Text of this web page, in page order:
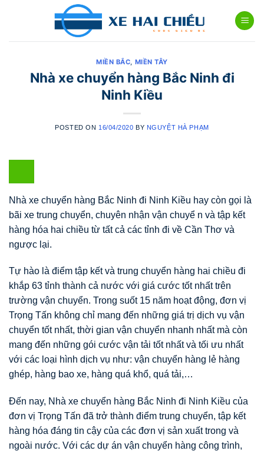
MIỀN BẮC, MIỀN TÂY
Nhà xe chuyển hàng Bắc Ninh đi
Ninh Kiều
POSTED ON 16/04/2020 BY NGUYỆT HÀ PHẠM
Nhà xe chuyển hàng Bắc Ninh đi Ninh Kiều hay còn gọi là
bãi xe trung chuyển, chuyên nhận vận chuyể n và tập kết
hàng hóa hai chiều từ tất cả các tỉnh đi về Cần Thơ và
ngược lại.
Tự hào là điểm tập kết và trung chuyển hàng hai chiều đi
khắp 63 tỉnh thành cả nước với giá cước tốt nhất trên
trường vận chuyển. Trong suốt 15 năm hoạt động, đơn vị
Trọng Tấn không chỉ mang đến những giá trị dịch vụ vận
chuyển tốt nhất, thời gian vận chuyển nhanh nhất mà còn
mang đến những gói cước vận tải tốt nhất và tối ưu nhất
với các loại hình dịch vụ như: vận chuyển hàng lẻ hàng
ghép, hàng bao xe, hàng quá khổ, quá tải,…
Đến nay, Nhà xe chuyển hàng Bắc Ninh đi Ninh Kiều của
đơn vị Trọng Tấn đã trở thành điểm trung chuyển, tập kết
hàng hóa đáng tin cậy của các đơn vị sản xuất trong và
ngoài nước. Với các dự án vận chuyển hàng công trình,